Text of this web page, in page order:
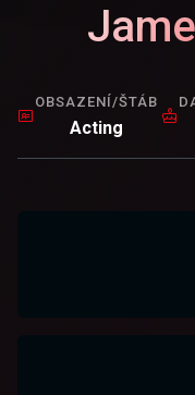
OBSAZENÍ/ŠTÁB
Acting